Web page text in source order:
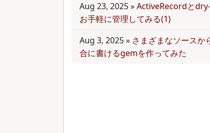
Aug 23, 2025»ActiveRecordと
お手軽に管理してみる(1)
Aug 3, 2025» さまざまなソースか
合に書けるgemを作ってみた